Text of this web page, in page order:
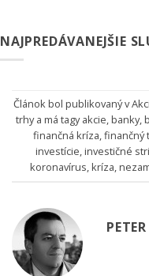
NAJPREDÁVANEJŠIE
Článok bol publikovaný v
trhya má tagyakcie,banky,
finančná kríza,finančný
investície,investičné
koronavírus,kríza,